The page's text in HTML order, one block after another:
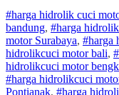
#harga hidrolik cuci
bandung, #harga hidrolik
motorSurabaya, #harga
hidrolikcuci motorbali, #
hidrolikcuci motor
#harga hidrolikcuci
Pontianak, #harga